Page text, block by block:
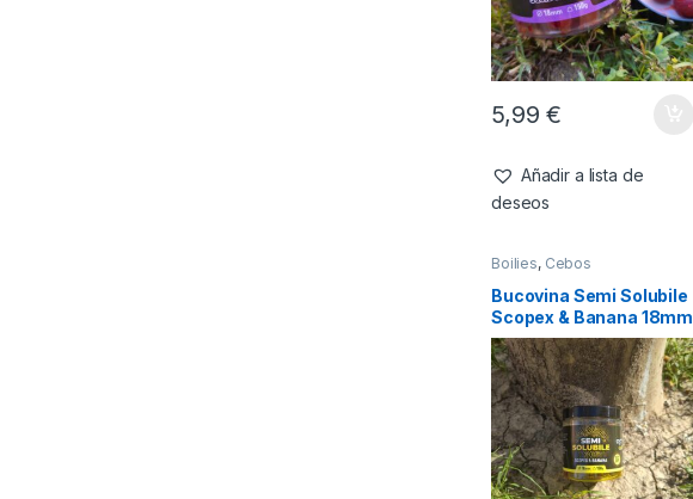
5,99€
Añadir a lista de
deseos
Boilies, Cebos
Bucovina Semi Solubile
Scopex & Banana 18mm
150g